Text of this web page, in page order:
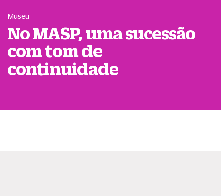
Museu
No MASP, uma sucessão
com tom de
continuidade